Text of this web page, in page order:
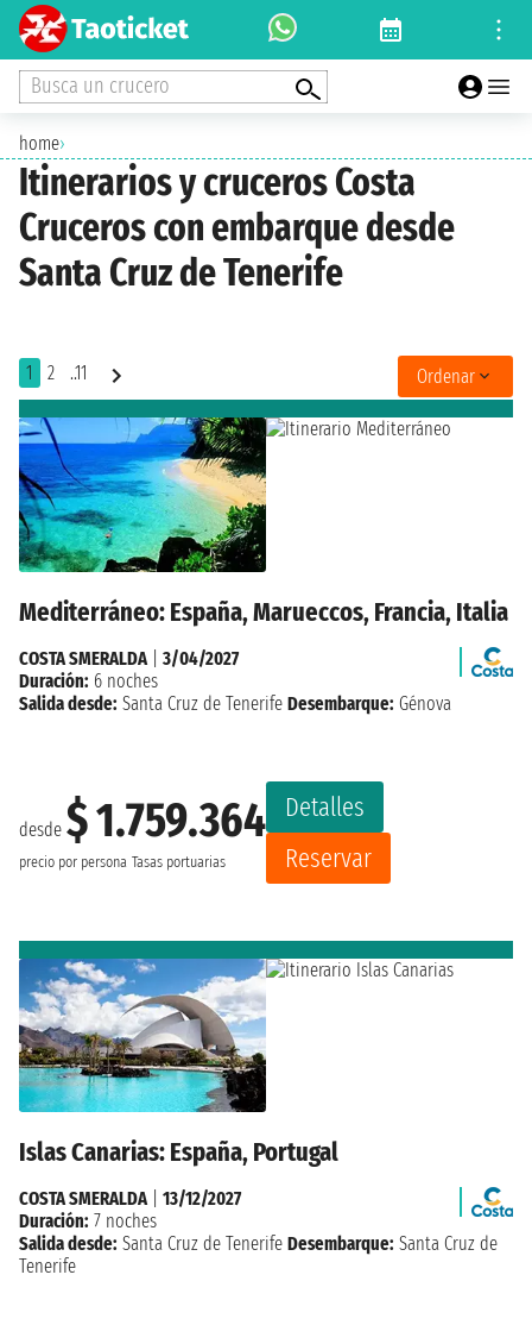
Busca un crucero
home›
Itinerarios y cruceros Costa
Cruceros con embarque desde
Santa Cruz de Tenerife
1 2 ..11 Ordenar
Mediterráneo: España, Marueccos, Francia, Italia
desde $ 1.759.364
precio por persona Tasas portuarias
Detalles
Reservar
COSTA SMERALDA
3/04/2027
Duración: 6 noches
Salida desde: Santa Cruz de Tenerife Desembarque: Génova
Islas Canarias: España, Portugal
COSTA SMERALDA| 13/12/2027
Duración: 7 noches
Salida desde: Santa Cruz de Tenerife Desembarque: Santa Cruz de
Tenerife